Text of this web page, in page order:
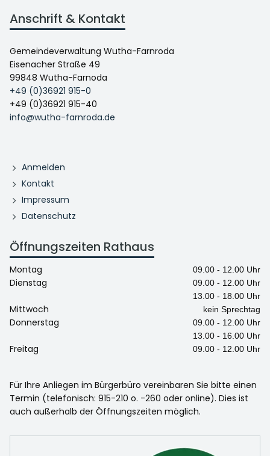
Anschrift & Kontakt
Gemeindeverwaltung Wutha-Farnroda
Eisenacher Straße 49
99848 Wutha-Farnoda
+49 (0)36921 915-0
+49 (0)36921 915-40
info@wutha-farnroda.de
Anmelden
Kontakt
Impressum
Datenschutz
Öffnungszeiten Rathaus
Montag 09.00 - 12.00 Uhr
Dienstag
09.00 - 12.00 Uhr
13.00 - 18.00 Uhr
Mittwoch kein Sprechtag
Donnerstag
09.00 - 12.00 Uhr
13.00 - 16.00 Uhr
Freitag 09.00 - 12.00 Uhr
Für Ihre Anliegen im Bürgerbüro vereinbaren Sie bitte einen
Termin (telefonisch: 915-210 o. -260 oder online). Dies ist
auch außerhalb der Öffnungszeiten möglich.